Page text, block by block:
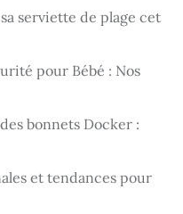
serviette de plage cet
pour Bébé : Nos
bonnets Docker :
et tendances pour